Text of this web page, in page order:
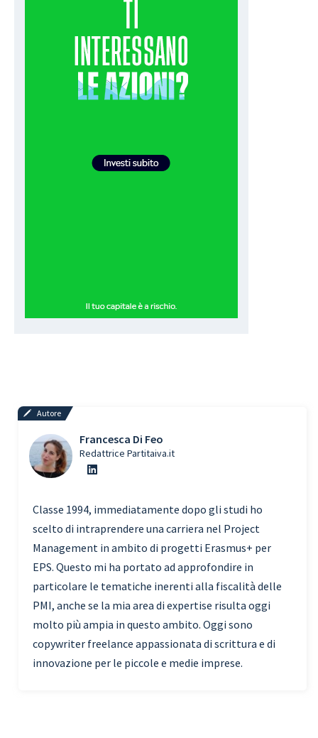
Autore
Francesca Di Feo
Redattrice Partitaiva.it
Classe 1994, immediatamente dopo gli studi ho
scelto di intraprendere una carriera nel Project
Management in ambito di progetti Erasmus+ per
EPS. Questo mi ha portato ad approfondire in
particolare le tematiche inerenti alla fiscalità delle
PMI, anche se la mia area di expertise risulta oggi
molto più ampia in questo ambito. Oggi sono
copywriter freelance appassionata di scrittura e di
innovazione per le piccole e medie imprese.